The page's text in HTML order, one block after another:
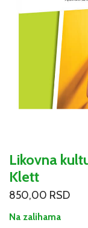
Likovna
Klett
850,00 RSD
Na zalihama